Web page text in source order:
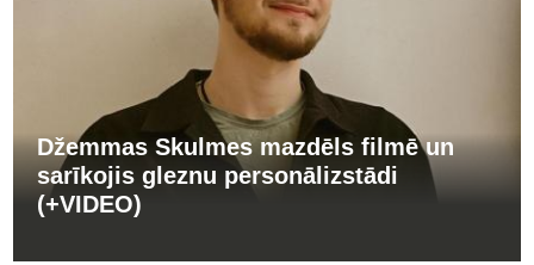
Džemmas Skulmes mazdēls filmē un
sarīkojis gleznu personālizstādi
(+VIDEO)